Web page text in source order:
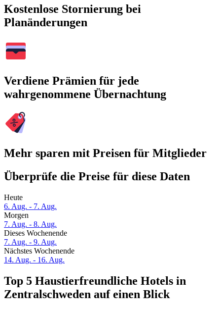
Kostenlose Stornierung bei
Planänderungen
Verdiene Prämien für jede
wahrgenommene Übernachtung
Mehr sparen mit Preisen für Mitglieder
Überprüfe die Preise für diese Daten
Heute
6. Aug. - 7. Aug.
Morgen
7. Aug. - 8. Aug.
Dieses Wochenende
7. Aug. - 9. Aug.
Nächstes Wochenende
14. Aug. - 16. Aug.
Top 5 Haustierfreundliche Hotels in
Zentralschweden auf einen Blick